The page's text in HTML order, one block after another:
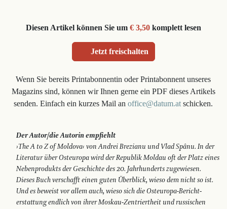
Diesen Artikel können Sie um € 3,50komplett lesen
Jetzt freischalten
Wenn Sie bereits Printabonnentin oder Printabonnent unseres
Magazins sind, können wir Ihnen gerne ein PDF dieses Artikels
senden. Einfach ein kurzes Mail anoffice@datum.at schicken.
Der Autor/die Autorin empfiehlt
›The A to Z of Moldova‹ von Andrei Brezianu und Vlad Spânu. In der
Literatur über Osteuropa wird der Republik Moldau oft der Platz eines
Nebenprodukts der ­Geschichte des 20. Jahrhunderts zugewiesen.
Dieses Buch verschafft einen guten Überblick, wieso dem nicht so ist.
Und es beweist vor ­allem auch, wieso sich die Ost­europa-Bericht­
erstattung endlich von ihrer Moskau-Zentriertheit und russischen